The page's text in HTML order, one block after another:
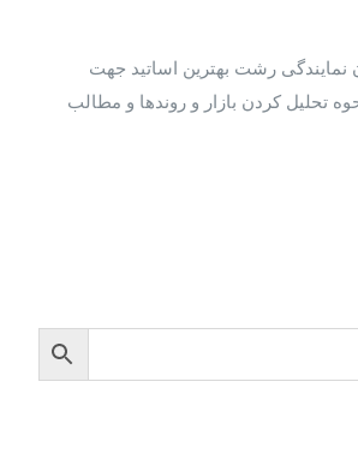
نمایندگی رشت بهترین اساتید جهت
تحلیل کردن بازار و روندها و مطالب